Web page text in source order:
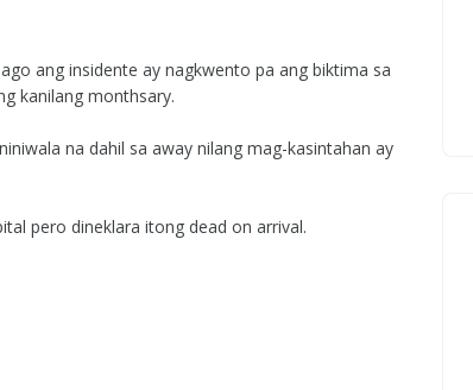
ang insidente ay nagkwento pa ang biktima sa
kanilang monthsary.
na dahil sa away nilang mag-kasintahan ay
pero dineklara itong dead on arrival.